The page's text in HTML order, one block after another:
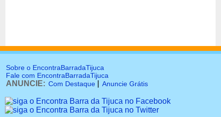
Sobre o EncontraBarradaTijuca
Fale com EncontraBarradaTijuca
ANUNCIE: Com Destaque Anuncie Grátis